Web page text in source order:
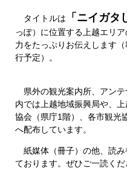
タイトルは 「ニイガタ
っぽ）に位置する上越エリ
力をたっぷりお伝えします（
行予定）。
県外の観光案内所、アンテ
内では上越地域振興局や、
協会（県庁1階）、各市観光
へ配布しています。
紙媒体（冊子）の他、読み
ております。ぜひご一読くだ